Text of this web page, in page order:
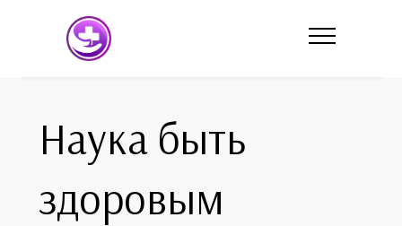
Наука быть
здоровым